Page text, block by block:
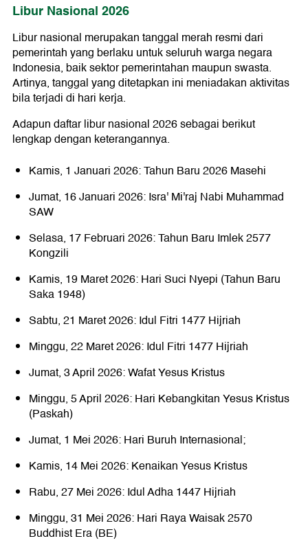
Libur Nasional 2026
Libur nasional merupakan tanggal merah resmi dari
pemerintah yang berlaku untuk seluruh warga negara
Indonesia, baik sektor pemerintahan maupun swasta.
Artinya, tanggal yang ditetapkan ini meniadakan aktivitas
bila terjadi di hari kerja.
Adapun daftar libur nasional 2026 sebagai berikut
lengkap dengan keterangannya.
Kamis, 1 Januari 2026: Tahun Baru 2026 Masehi
Jumat, 16 Januari 2026: Isra' Mi'raj Nabi Muhammad
SAW
Selasa, 17 Februari 2026: Tahun Baru Imlek 2577
Kongzili
Kamis, 19 Maret 2026: Hari Suci Nyepi (Tahun Baru
Saka 1948)
Sabtu, 21 Maret 2026: Idul Fitri 1477 Hijriah
Minggu, 22 Maret 2026: Idul Fitri 1477 Hijriah
Jumat, 3 April 2026: Wafat Yesus Kristus
Minggu, 5 April 2026: Hari Kebangkitan Yesus Kristus
(Paskah)
Jumat, 1 Mei 2026: Hari Buruh Internasional;
Kamis, 14 Mei 2026: Kenaikan Yesus Kristus
Rabu, 27 Mei 2026: Idul Adha 1447 Hijriah
Minggu, 31 Mei 2026: Hari Raya Waisak 2570
Buddhist Era (BE)